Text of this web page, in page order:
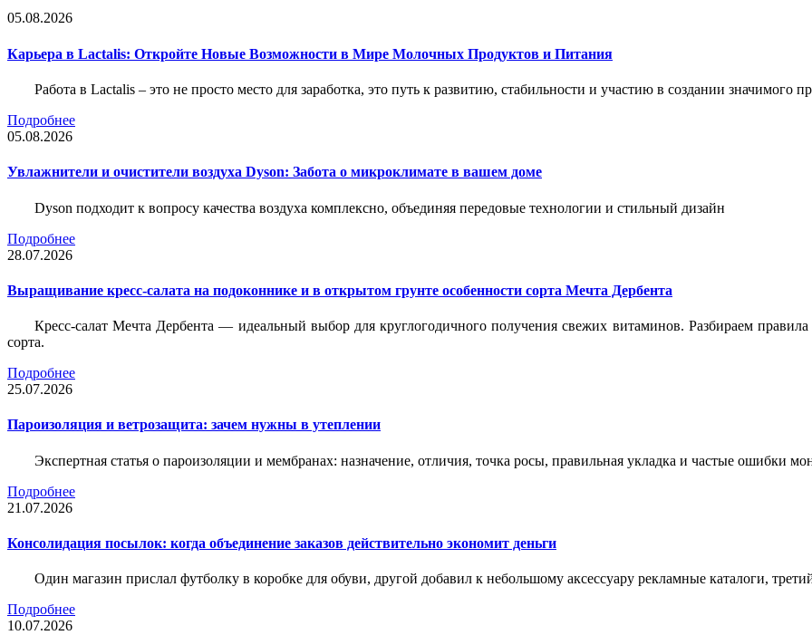
05.08.2026
Карьера в Lactalis: Откройте Новые Возможности в Мире Молочных Продуктов и Питания
Работа в Lactalis – это не просто место для заработка, это путь к развитию, стабильности и участию в создании значимого
Подробнее
05.08.2026
Увлажнители и очистители воздуха Dyson: Забота о микроклимате в вашем доме
Dyson подходит к вопросу качества воздуха комплексно, объединяя передовые технологии и стильный дизайн
Подробнее
28.07.2026
Выращивание кресс-салата на подоконнике и в открытом грунте особенности сорта Мечта Дербента
Кресс-салат Мечта Дербента — идеальный выбор для круглогодичного получения свежих витаминов. Разбираем
сорта.
Подробнее
25.07.2026
Пароизоляция и ветрозащита: зачем нужны в утеплении
Экспертная статья о пароизоляции и мембранах: назначение, отличия, точка росы, правильная укладка и частые ошибки
Подробнее
21.07.2026
Консолидация посылок: когда объединение заказов действительно экономит деньги
Один магазин прислал футболку в коробке для обуви, другой добавил к небольшому аксессуару рекламные каталоги,
Подробнее
10.07.2026